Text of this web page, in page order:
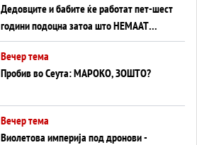
Дедовците и бабите ќе работат пет-шест
години подоцна затоа што НЕМААТ
ВНУЦИ ДА ГИ ЗАМЕНАТ
Вечер тема
Пробив во Сеута: МАРОКО, ЗОШТО?
Вечер тема
Виолетова империја под дронови -